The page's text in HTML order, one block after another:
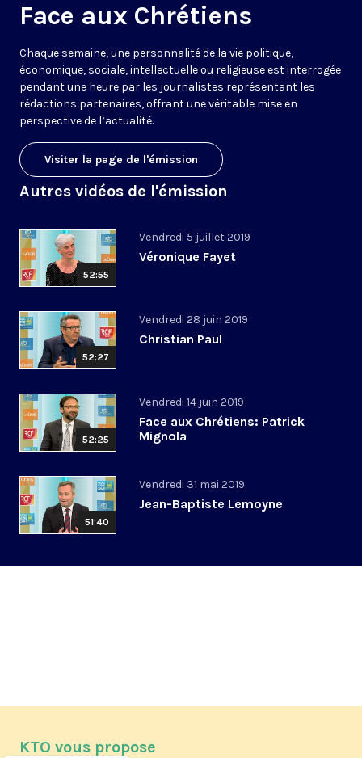
Face aux Chrétiens
Chaque semaine, une personnalité de la vie politique,
économique, sociale, intellectuelle ou religieuse est interrogée
pendant une heure par les journalistes représentant les
rédactions partenaires, offrant une véritable mise en
perspective de l’actualité.
Visiter la page de l'émission
Autres vidéos de l'émission
52:55
Vendredi 5 juillet 2019
Véronique Fayet
52:27
Vendredi 28 juin 2019
Christian Paul
52:25
Vendredi 14 juin 2019
Face aux Chrétiens: Patrick
Mignola
51:40
Vendredi 31 mai 2019
Jean-Baptiste Lemoyne
KTO vous propose